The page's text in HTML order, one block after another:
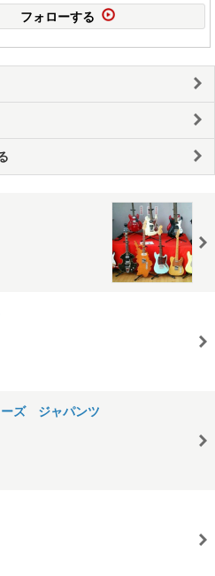
フォローする
ズ ジャパンツ